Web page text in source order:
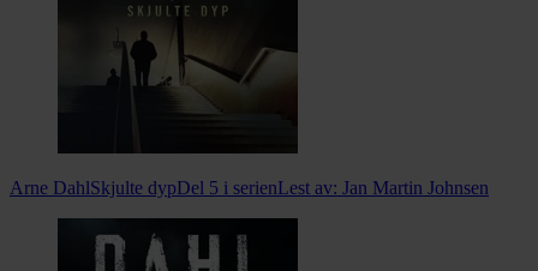
Arne DahlSkjulte dypDel 5 i serienLest av: Jan Martin Johnsen